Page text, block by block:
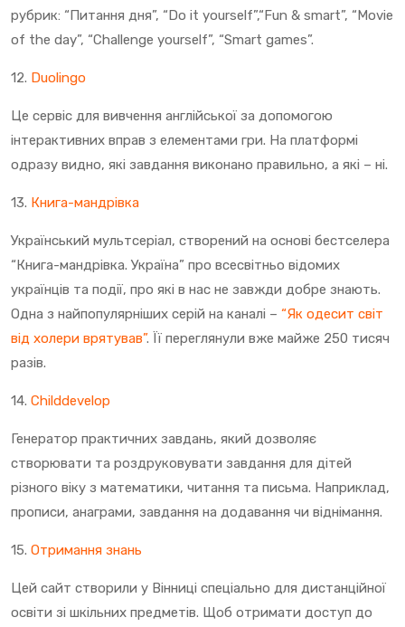
рубрик: “Питання дня”, “Do it yourself”,“Fun & smart”, “Movie
of the day”, “Challenge yourself”, “Smart games”.
12. Duolingo
Це сервіс для вивчення англійської за допомогою
інтерактивних вправ з елементами гри. На платформі
одразу видно, які завдання виконано правильно, а які – ні.
13. Книга-мандрівка
Український мультсеріал, створений на основі бестселера
“Книга-мандрівка. Україна” про всесвітньо відомих
українців та події, про які в нас не завжди добре знають.
Одна з найпопулярніших серій на каналі – “Як одесит світ
від холери врятував”. Її переглянули вже майже 250 тисяч
разів.
14. Childdevelop
Генератор практичних завдань, який дозволяє
створювати та роздруковувати завдання для дітей
різного віку з математики, читання та письма. Наприклад,
прописи, анаграми, завдання на додавання чи віднімання.
15. Отримання знань
Цей сайт створили у Вінниці спеціально для дистанційної
освіти зі шкільних предметів. Щоб отримати доступ до